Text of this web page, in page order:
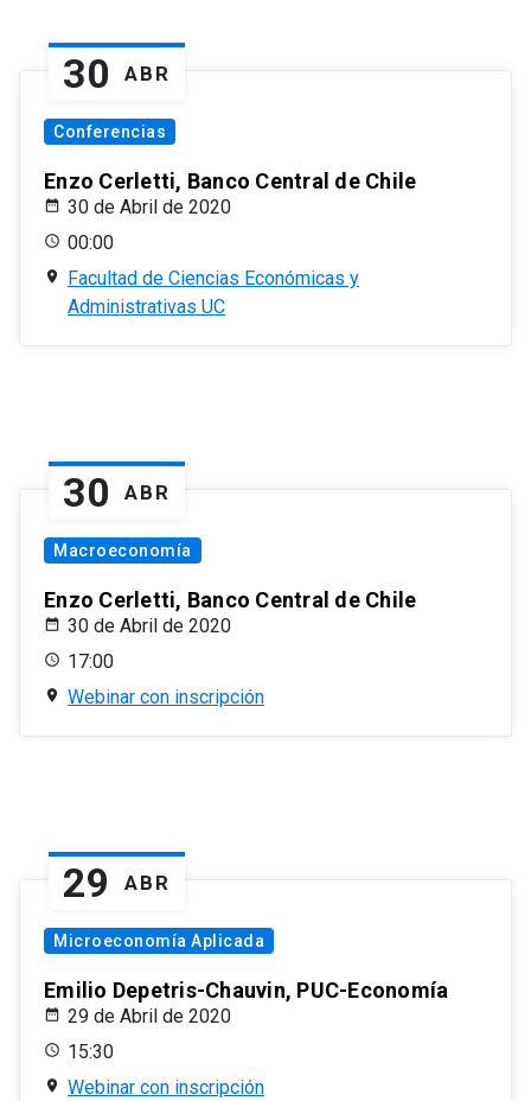
30 ABR
Conferencias
Enzo Cerletti, Banco Central de Chile
30 de Abril de 2020
00:00
Facultad de Ciencias Económicas y
Administrativas UC
30 ABR
Macroeconomía
Enzo Cerletti, Banco Central de Chile
30 de Abril de 2020
17:00
Webinar con inscripción
29 ABR
Microeconomía Aplicada
Emilio Depetris-Chauvin, PUC-Economía
29 de Abril de 2020
15:30
Webinar con inscripción